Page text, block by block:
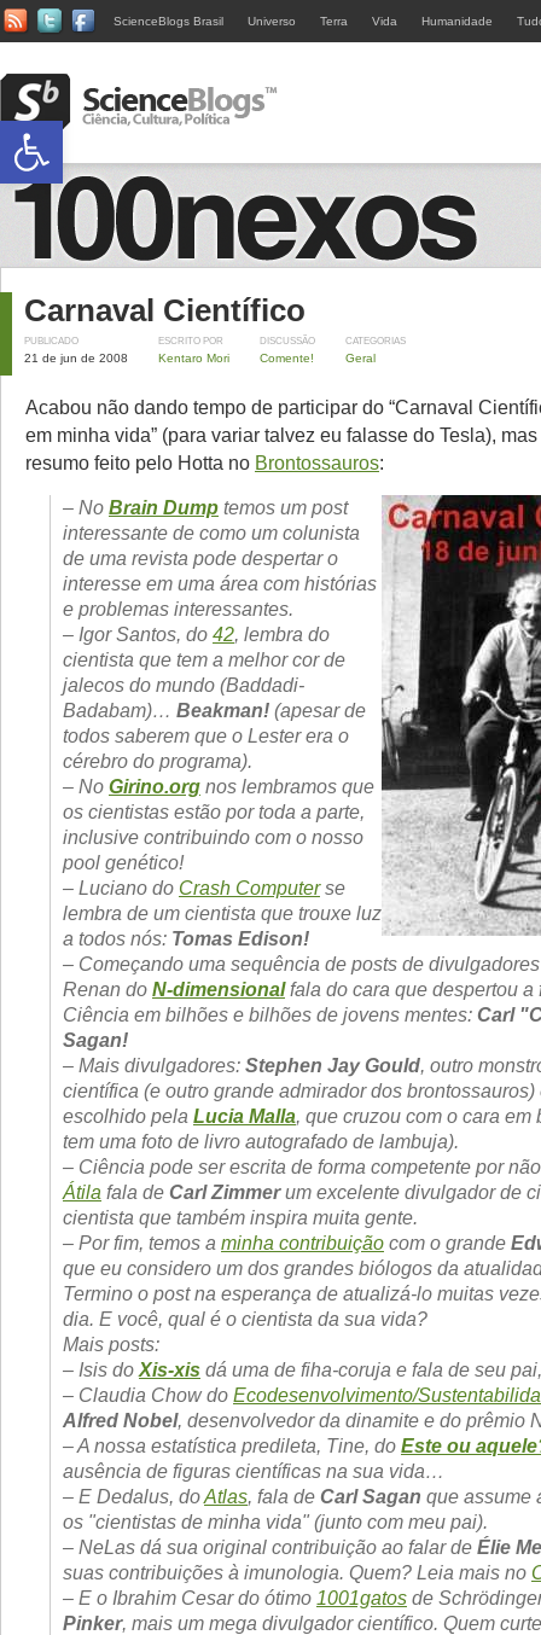
ScienceBlogs Brasil Universo Terra Vida Humanidade
Carnaval Científico
PUBLICADO
21 de jun de 2008
ESCRITO POR
Kentaro Mori
DISCUSSÃO
Comente!
CATEGORIAS
Geral
Acabou não dando tempo de participar do “Carnaval
em minha vida” (para variar talvez eu falasse do Tesla),
resumo feito pelo Hotta no Brontossauros:
– No Brain Dump temos um post
interessante de como um colunista
de uma revista pode despertar o
interesse em uma área com histórias
e problemas interessantes.
– Igor Santos, do 42, lembra do
cientista que tem a melhor cor de
jalecos do mundo (Baddadi-
Badabam)… Beakman! (apesar de
todos saberem que o Lester era o
cérebro do programa).
– No Girino.org nos lembramos que
os cientistas estão por toda a parte,
inclusive contribuindo com o nosso
pool genético!
– Luciano do Crash Computerse
lembra de um cientista que trouxe luz
a todos nós: Tomas Edison!
– Começando uma sequência de posts de
Renan do N-dimensionalfala do cara que despertou a
Ciência em bilhões e bilhões de jovens mentes: Carl
Sagan!
– Mais divulgadores: Stephen Jay Gould, outro
científica (e outro grande admirador dos brontossauros)
escolhido pela Lucia Malla, que cruzou com o cara em
tem uma foto de livro autografado de lambuja).
– Ciência pode ser escrita de forma competente por
Átila fala de Carl Zimmerum excelente divulgador de
cientista que também inspira muita gente.
– Por fim, temos a minha contribuição com o grande
que eu considero um dos grandes biólogos da
Termino o post na esperança de atualizá-lo muitas
dia. E você, qual é o cientista da sua vida?
Mais posts:
– Isis do Xis-xis dá uma de fiha-coruja e fala de seu
– Claudia Chow do Ecodesenvolvimento/
Alfred Nobel, desenvolvedor da dinamite e do prêmio
– A nossa estatística predileta, Tine, do Este ou
ausência de figuras científicas na sua vida…
– E Dedalus, doAtlas, fala de Carl Sagan que assume
os "cientistas de minha vida" (junto com meu pai).
– NeLas dá sua original contribuição ao falar de Élie
suas contribuições à imunologia. Quem? Leia mais no
– E o Ibrahim Cesar do ótimo 1001gatos de
Pinker, mais um mega divulgador científico. Quem
Abrir a barra de ferramentas